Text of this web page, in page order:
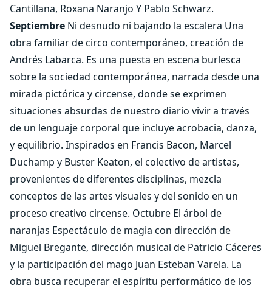
Cantillana, Roxana Naranjo Y Pablo Schwarz.
Septiembre Ni desnudo ni bajando la escalera Una
obra familiar de circo contemporáneo, creación de
Andrés Labarca. Es una puesta en escena burlesca
sobre la sociedad contemporánea, narrada desde una
mirada pictórica y circense, donde se exprimen
situaciones absurdas de nuestro diario vivir a través
de un lenguaje corporal que incluye acrobacia, danza,
y equilibrio. Inspirados en Francis Bacon, Marcel
Duchamp y Buster Keaton, el colectivo de artistas,
provenientes de diferentes disciplinas, mezcla
conceptos de las artes visuales y del sonido en un
proceso creativo circense. Octubre El árbol de
naranjas Espectáculo de magia con dirección de
Miguel Bregante, dirección musical de Patricio Cáceres
y la participación del mago Juan Esteban Varela. La
obra busca recuperar el espíritu performático de los